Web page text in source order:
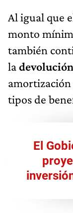
Al igual que
monto
también
la
amortización
tipos de
El